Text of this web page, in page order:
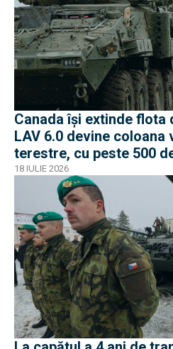
Canada își extinde flota
LAV 6.0 devine
terestre, cu peste 500
18 IULIE 2026